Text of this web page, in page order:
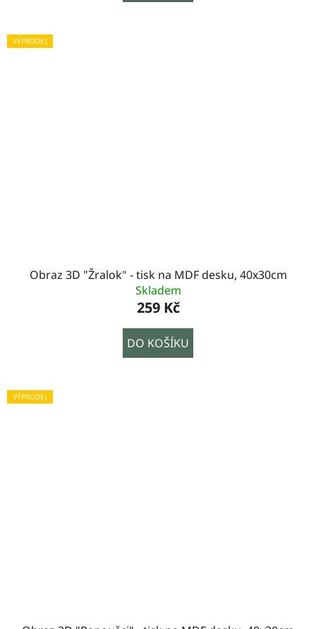
VÝPRODEJ
Obraz 3D "Žralok" - tisk na MDF desku, 40x30cm
Skladem
259 Kč
DO KOŠÍKU
VÝPRODEJ